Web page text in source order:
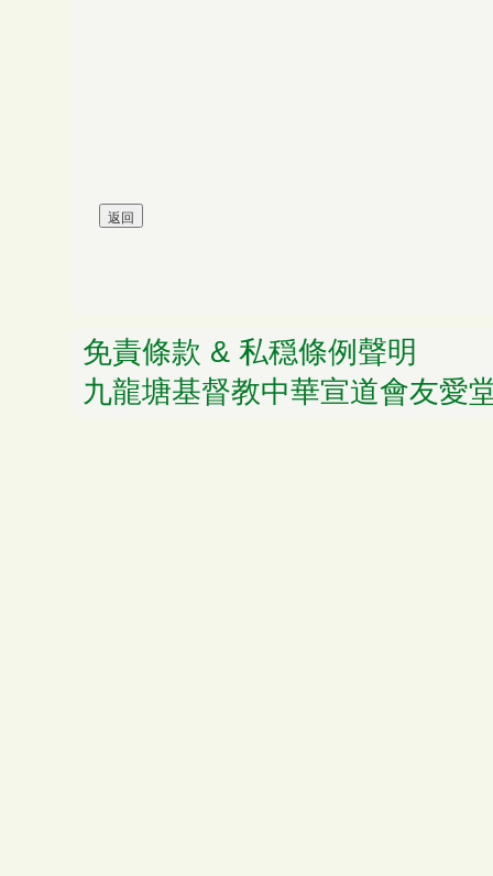
免責條款 & 私穏條例聲明
九龍塘基督教中華宣道會友愛